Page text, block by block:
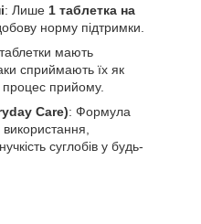
: Лише 1 таблетка на
норму підтримки.
таблетки мають
сприймають їх як
прийому.
Care): Формула
суглобів у будь-